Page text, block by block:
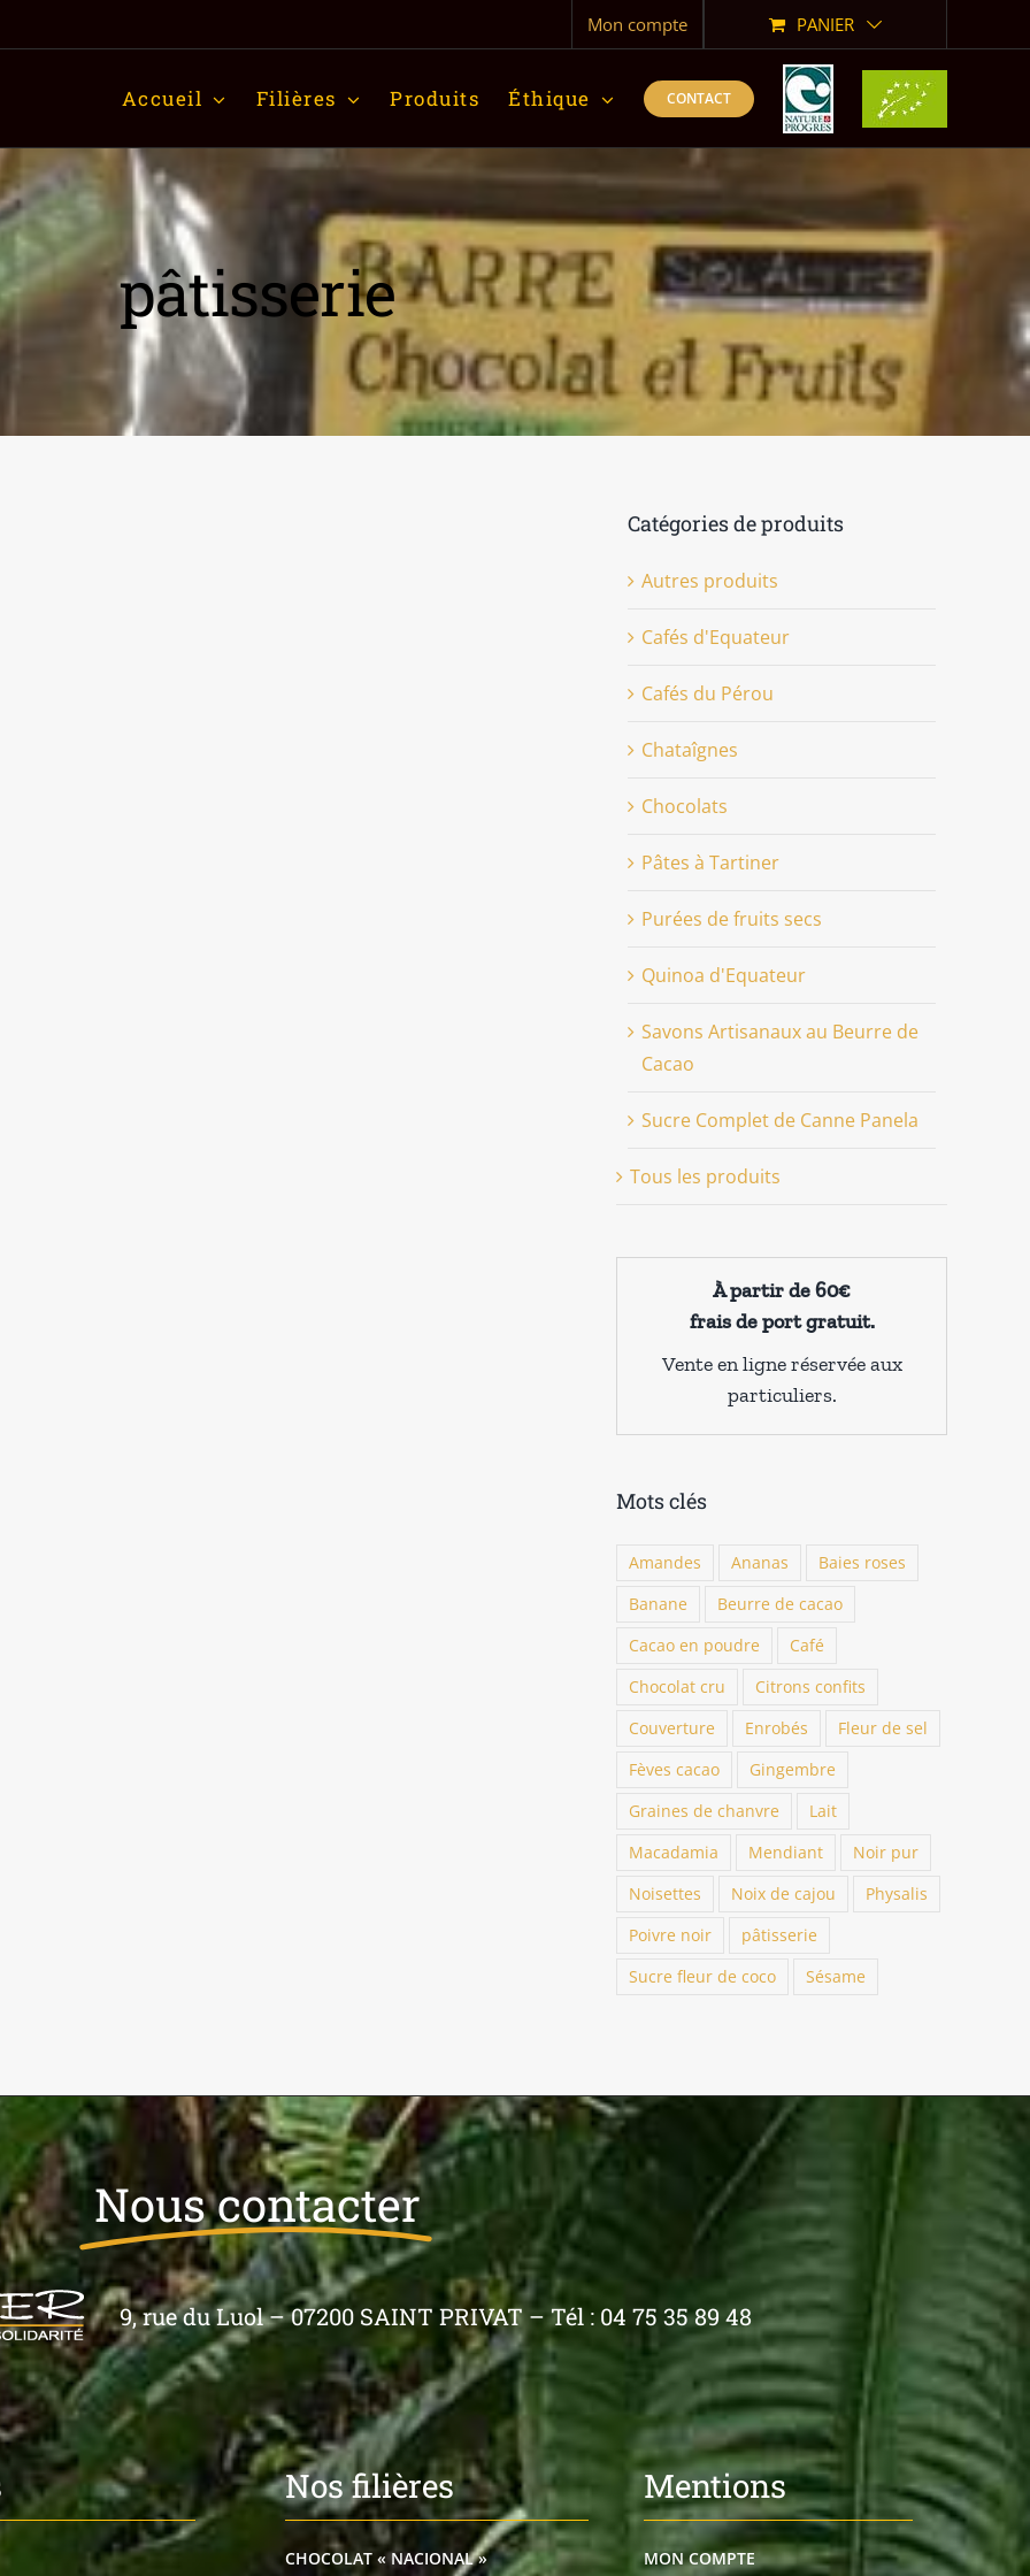
Mon compte PANIER
Accueil Filières Produits Éthique CONTACT
pâtisserie
Catégories de produits
Autres produits
Cafés d'Equateur
Cafés du Pérou
Chataîgnes
Chocolats
Pâtes à Tartiner
Purées de fruits secs
Quinoa d'Equateur
Savons Artisanaux au Beurre de
Cacao
Sucre Complet de Canne Panela
Tous les produits
À partir de 60€
frais de port gratuit.
Vente en ligne réservée aux
particuliers.
Mots clés
Amandes Ananas
Baies roses
Banane
Beurre de cacao
Cacao en poudre
Café
Chocolat cru
Citrons confits
Couverture
Enrobés
Fleur de sel
Fèves cacao
Gingembre
Graines de chanvre
Lait
Macadamia
Mendiant
Noir pur
Noisettes
Noix de cajou
Physalis
Poivre noir
pâtisserie
Sucre fleur de coco
Sésame
Nous contacter
9, rue du Luol – 07200 SAINT PRIVAT – Tél : 04 75 35 89 48
Nos filières
CHOCOLAT « NACIONAL »
Mentions
MON COMPTE